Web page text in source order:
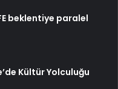
beklentiye paralel
Kültür Yolculuğu